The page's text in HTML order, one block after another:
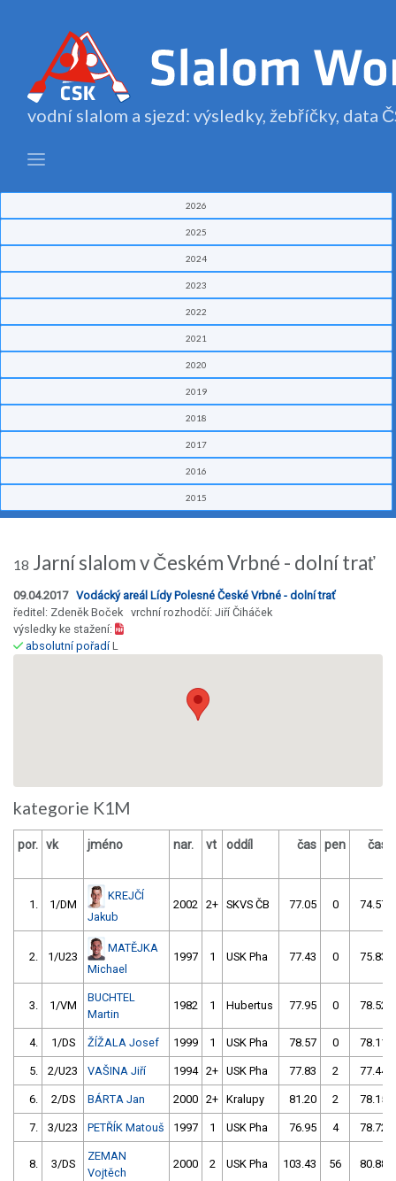
vodní slalom a sjezd: výsledky, žebříčky, data
2026
2025
2024
2023
2022
2021
2020
2019
2018
2017
2016
2015
18 Jarní slalom v Českém Vrbné - dolní trať
09.04.2017 Vodácký areál Lídy Polesné České Vrbné - dolní trať
ředitel: Zdeněk Boček vrchní rozhodčí: Jiří Čiháček
výsledky ke stažení:
absolutní pořadíL
kategorie K1M
por. vk jméno nar. vt oddíl čas pen čas
1. 1/DM
KREJČÍ
Jakub
2002 2+ SKVS ČB 77.05 0 74.57
2. 1/U23
MATĚJKA
Michael
1997 1 USK Pha 77.43 0 75.83
3. 1/VM
BUCHTEL
Martin
1982 1 Hubertus 77.95 0 78.52
4. 1/DS ŽÍŽALA Josef 1999 1 USK Pha 78.57 0 78.11
5. 2/U23 VAŠINA Jiří 1994 2+ USK Pha 77.83 2 77.44
6. 2/DS BÁRTA Jan 2000 2+ Kralupy 81.20 2 78.15
7. 3/U23 PETŘÍK Matouš 1997 1 USK Pha 76.95 4 78.72
8. 3/DS
ZEMAN
Vojtěch
2000 2 USK Pha 103.43 56 80.88